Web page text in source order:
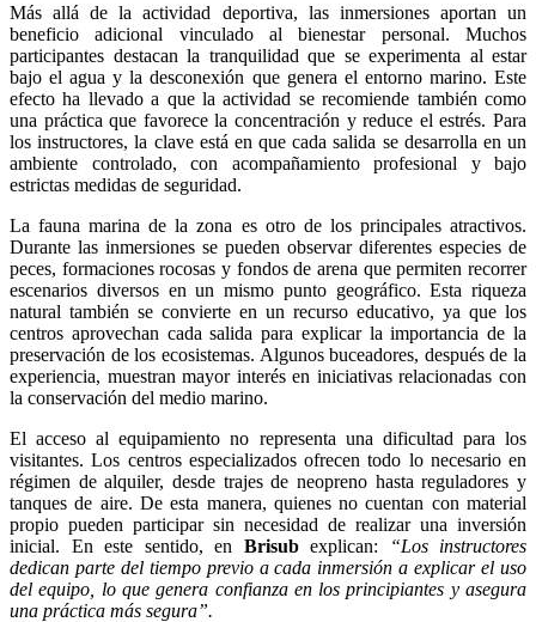
Más allá de la actividad deportiva, las inmersiones aportan un
beneficio adicional vinculado al bienestar personal. Muchos
participantes destacan la tranquilidad que se experimenta al estar
bajo el agua y la desconexión que genera el entorno marino. Este
efecto ha llevado a que la actividad se recomiende también como
una práctica que favorece la concentración y reduce el estrés. Para
los instructores, la clave está en que cada salida se desarrolla en un
ambiente controlado, con acompañamiento profesional y bajo
estrictas medidas de seguridad.
La fauna marina de la zona es otro de los principales atractivos.
Durante las inmersiones se pueden observar diferentes especies de
peces, formaciones rocosas y fondos de arena que permiten recorrer
escenarios diversos en un mismo punto geográfico. Esta riqueza
natural también se convierte en un recurso educativo, ya que los
centros aprovechan cada salida para explicar la importancia de la
preservación de los ecosistemas. Algunos buceadores, después de la
experiencia, muestran mayor interés en iniciativas relacionadas con
la conservación del medio marino.
El acceso al equipamiento no representa una dificultad para los
visitantes. Los centros especializados ofrecen todo lo necesario en
régimen de alquiler, desde trajes de neopreno hasta reguladores y
tanques de aire. De esta manera, quienes no cuentan con material
propio pueden participar sin necesidad de realizar una inversión
inicial. En este sentido, en Brisubexplican:
“Los instructores
dedican parte del tiempo previo a cada inmersión a explicar el uso
del equipo, lo que genera confianza en los principiantes y asegura
una práctica más segura”.